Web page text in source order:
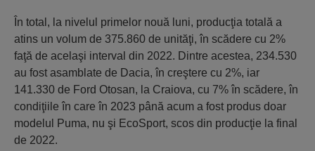
În total, la nivelul primelor nouă luni, producţia totală a
atins un volum de 375.860 de unităţi, în scădere cu 2%
faţă de acelaşi interval din 2022. Dintre acestea, 234.530
au fost asamblate de Dacia, în creştere cu 2%, iar
141.330 de Ford Otosan, la Craiova, cu 7% în scădere, în
condiţiile în care în 2023 până acum a fost produs doar
modelul Puma, nu şi EcoSport, scos din producţie la final
de 2022.